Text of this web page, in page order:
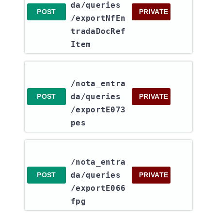
POST
da​/queries​
/exportNfEn
tradaDocRef
Item
PRIVATE
POST
/nota_entra
da​/queries​
/exportE073
pes
PRIVATE
POST
/nota_entra
da​/queries​
/exportE066
fpg
PRIVATE